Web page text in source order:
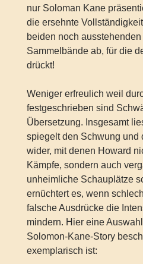
nur Soloman Kane
die ersehnte
beiden noch
Sammelbände ab, für die
drückt!
Weniger erfreulich weil
festgeschrieben sind
Übersetzung. Insgesamt
spiegelt den Schwung und
wider, mit denen Howard
Kämpfe, sondern auch
unheimliche Schauplätze
ernüchtert es, wenn
falsche Ausdrücke die
mindern. Hier eine
Solomon-Kane-Story
exemplarisch ist: